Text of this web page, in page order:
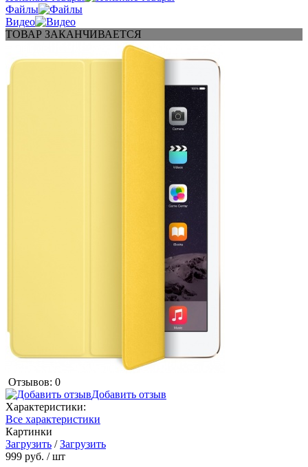
Файлы
Видео
ТОВАР ЗАКАНЧИВАЕТСЯ
Отзывов: 0
Добавить отзыв
Характеристики:
Все характеристики
Картинки
Загрузить /Загрузить
999 руб. / шт